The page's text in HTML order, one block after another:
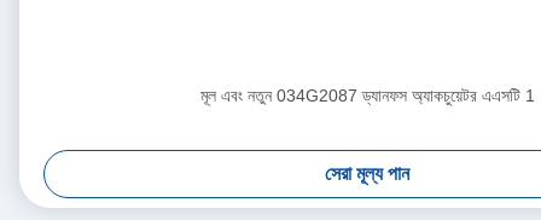
মূল এবং নতুন 034G2087 ড্যানফস অ্যাকচুয়েটর এএসটি 1
সেরা মূল্য পান